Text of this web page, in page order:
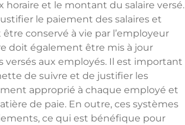
horaire et le montant du salaire versé.
le paiement des salaires et
conservé à vie par l’employeur
doit également être mis à jour
versés aux employés. Il est important
de suivre et de justifier les
approprié à chaque employé et
de paie. En outre, ces systèmes
ce qui est bénéfique pour